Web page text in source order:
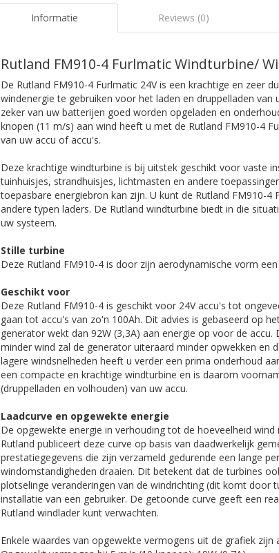
Informatie Reviews (0)
Rutland FM910-4 Furlmatic Windturbine/
De Rutland FM910-4 Furlmatic 24V is een krachtige en zeer
windenergie te gebruiken voor het laden en druppelladen
zeker van uw batterijen goed worden opgeladen en
knopen (11 m/s) aan wind heeft u met de Rutland FM910-4
van uw accu of accu's.
Deze krachtige windturbine is bij uitstek geschikt voor vaste
tuinhuisjes, strandhuisjes, lichtmasten en andere
toepasbare energiebron kan zijn. U kunt de Rutland FM910-
andere typen laders. De Rutland windturbine biedt in die
uw systeem.
Stille turbine
Deze Rutland FM910-4 is door zijn aerodynamische vorm
Geschikt voor
Deze Rutland FM910-4 is geschikt voor 24V accu's tot
gaan tot accu's van zo'n 100Ah. Dit advies is gebaseerd op
generator wekt dan 92W (3,3A) aan energie op voor de
minder wind zal de generator uiteraard minder opwekken en
lagere windsnelheden heeft u verder een prima onderhoud
een compacte en krachtige windturbine en is daarom
(druppelladen en volhouden) van uw accu.
Laadcurve en opgewekte energie
De opgewekte energie in verhouding tot de hoeveelheid
Rutland publiceert deze curve op basis van daadwerkelijk
prestatiegegevens die zijn verzameld gedurende een lange
windomstandigheden draaien. Dit betekent dat de turbines
plotselinge veranderingen van de windrichting (dit komt door
installatie van een gebruiker. De getoonde curve geeft een
Rutland windlader kunt verwachten.
Enkele waardes van opgewekte vermogens uit de grafiek zijn